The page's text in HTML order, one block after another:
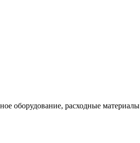
оборудование, расходные материалы